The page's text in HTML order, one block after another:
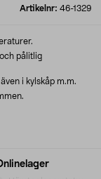
Artikelnr: 46-1329
pålitlig
i kylskåp m.m.